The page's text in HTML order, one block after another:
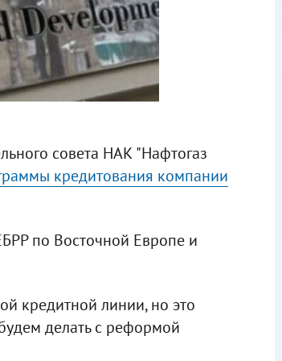
совета НАК "Нафтогаз
кредитования компании
по Восточной Европе и
кредитной линии, но это
делать с реформой